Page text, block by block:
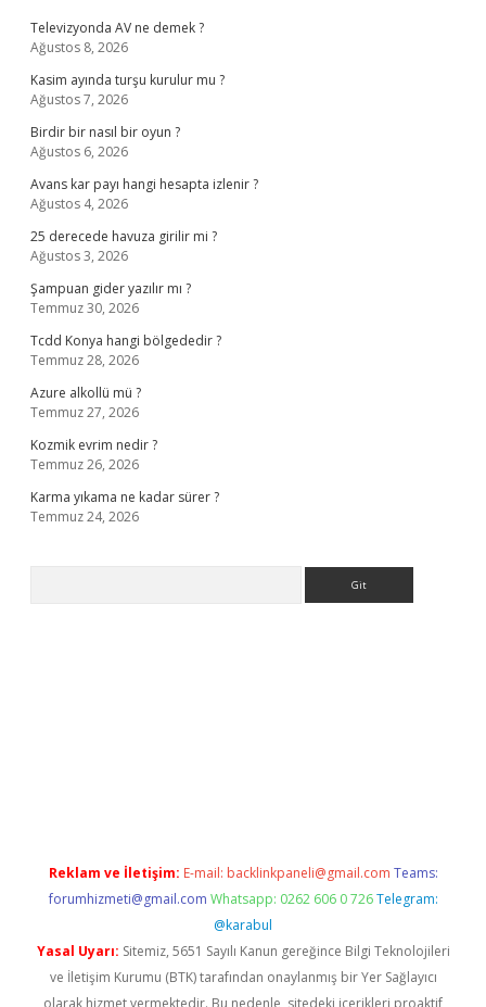
Televizyonda AV ne demek ?
Ağustos 8, 2026
Kasim ayında turşu kurulur mu ?
Ağustos 7, 2026
Birdir bir nasıl bir oyun ?
Ağustos 6, 2026
Avans kar payı hangi hesapta izlenir ?
Ağustos 4, 2026
25 derecede havuza girilir mi ?
Ağustos 3, 2026
Şampuan gider yazılır mı ?
Temmuz 30, 2026
Tcdd Konya hangi bölgededir ?
Temmuz 28, 2026
Azure alkollü mü ?
Temmuz 27, 2026
Kozmik evrim nedir ?
Temmuz 26, 2026
Karma yıkama ne kadar sürer ?
Temmuz 24, 2026
Reklam ve İletişim: E-mail: backlinkpaneli@gmail.com Teams:
forumhizmeti@gmail.com Whatsapp: 0262 606 0 726 Telegram:
@karabul
Yasal Uyarı: Sitemiz, 5651 Sayılı Kanun gereğince Bilgi Teknolojileri
ve İletişim Kurumu (BTK) tarafından onaylanmış bir Yer Sağlayıcı
olarak hizmet vermektedir. Bu nedenle, sitedeki içerikleri proaktif